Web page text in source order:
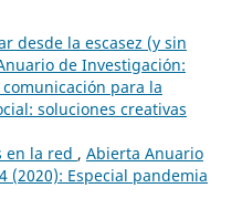
desde la escasez (y sin
de Investigación:
para la
soluciones creativas
en la red , Abierta Anuario
(2020): Especial pandemia